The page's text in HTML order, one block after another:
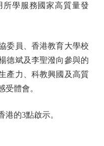
學服務國家高質量發
員、香港教育大學校
德斌及李聖潑向參與的
產力、科教興國及高質
受體會。
的3點啟示。